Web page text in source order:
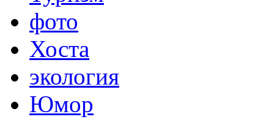
фото
Хоста
экология
Юмор